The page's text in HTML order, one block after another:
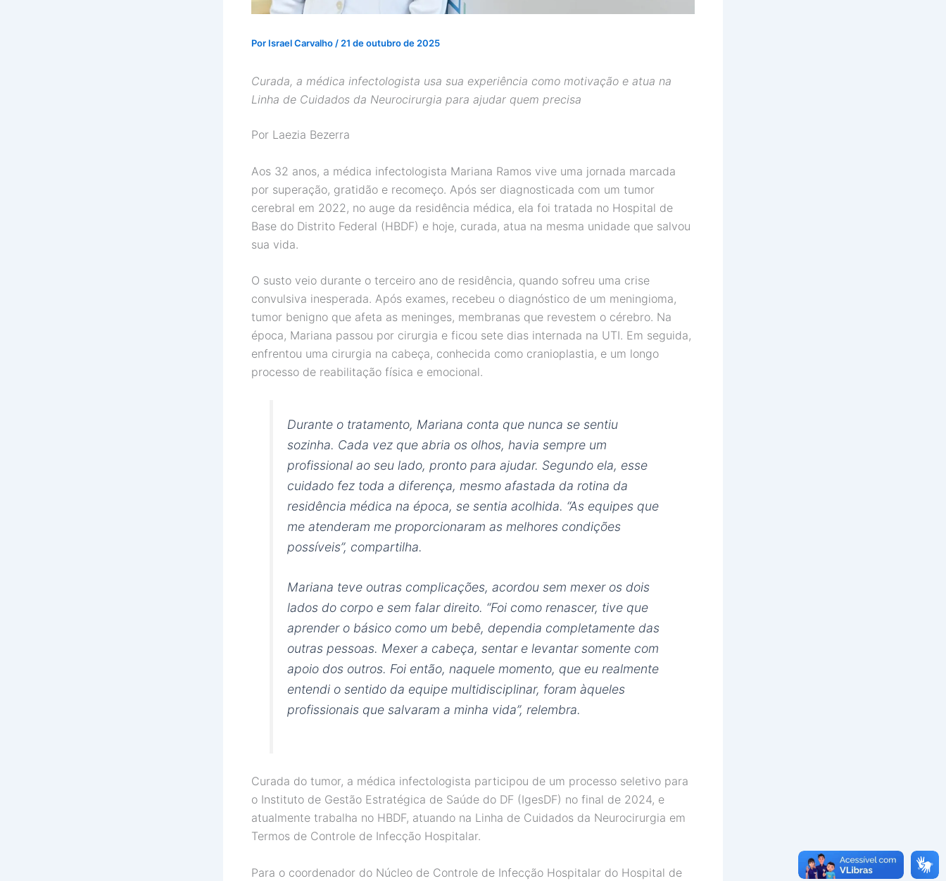
Por Israel Carvalho/21 de outubro de 2025
Curada, a médica infectologista usa sua experiência como motivação e atua na
Linha de Cuidados da Neurocirurgia para ajudar quem precisa
Por Laezia Bezerra
Aos 32 anos, a médica infectologista Mariana Ramos vive uma jornada marcada
por superação, gratidão e recomeço. Após ser diagnosticada com um tumor
cerebral em 2022, no auge da residência médica, ela foi tratada no Hospital de
Base do Distrito Federal (HBDF) e hoje, curada, atua na mesma unidade que salvou
sua vida.
O susto veio durante o terceiro ano de residência, quando sofreu uma crise
convulsiva inesperada. Após exames, recebeu o diagnóstico de um meningioma,
tumor benigno que afeta as meninges, membranas que revestem o cérebro. Na
época, Mariana passou por cirurgia e ficou sete dias internada na UTI. Em seguida,
enfrentou uma cirurgia na cabeça, conhecida como cranioplastia, e um longo
processo de reabilitação física e emocional.
Durante o tratamento, Mariana conta que nunca se sentiu
sozinha. Cada vez que abria os olhos, havia sempre um
profissional ao seu lado, pronto para ajudar. Segundo ela, esse
cuidado fez toda a diferença, mesmo afastada da rotina da
residência médica na época, se sentia acolhida. “As equipes que
me atenderam me proporcionaram as melhores condições
possíveis”, compartilha.
Mariana teve outras complicações, acordou sem mexer os dois
lados do corpo e sem falar direito. “Foi como renascer, tive que
aprender o básico como um bebê, dependia completamente das
outras pessoas. Mexer a cabeça, sentar e levantar somente com
apoio dos outros. Foi então, naquele momento, que eu realmente
entendi o sentido da equipe multidisciplinar, foram àqueles
profissionais que salvaram a minha vida”, relembra.
Curada do tumor, a médica infectologista participou de um processo seletivo para
o Instituto de Gestão Estratégica de Saúde do DF (IgesDF) no final de 2024, e
atualmente trabalha no HBDF, atuando na Linha de Cuidados da Neurocirurgia em
Termos de Controle de Infecção Hospitalar.
Para o coordenador do Núcleo de Controle de Infecção Hospitalar do Hospital de